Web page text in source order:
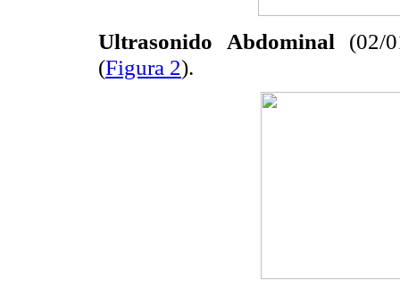
Ultrasonido Abdominal (02/
(Figura 2).